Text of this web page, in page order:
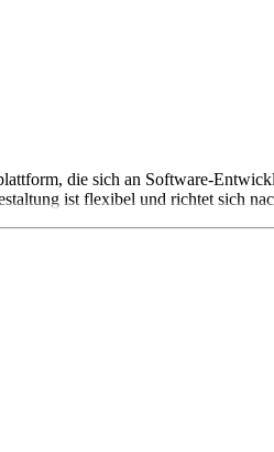
die sich an Software-
ist flexibel und richtet sich